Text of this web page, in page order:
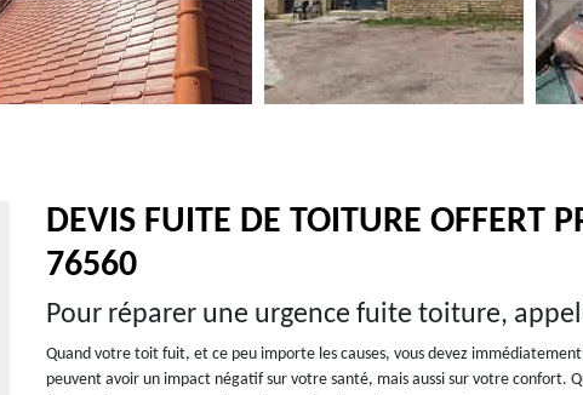
DEVIS FUITE DE TOITURE OFFERT
76560
Pour réparer une urgence fuite toiture,
Quand votre toit fuit, et ce peu importe les causes, vous devez
peuvent avoir un impact négatif sur votre santé, mais aussi sur votre confort.